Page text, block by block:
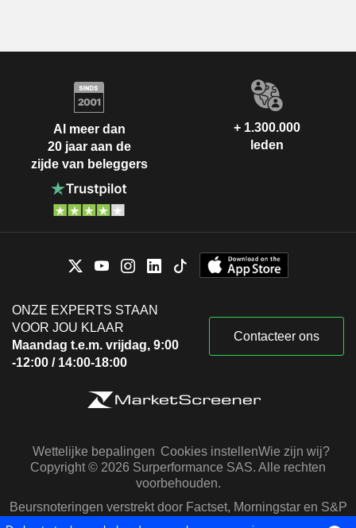
Al meer dan
20 jaar aan de
zijde van beleggers
+ 1.300.000
leden
ONZE EXPERTS STAAN
VOOR JOU KLAAR
Maandag t.e.m. vrijdag, 9:00
-12:00 / 14:00-18:00
Contacteer ons
Wettelijke bepalingen Cookies instellenWie zijn wij?
Copyright © 2026 Surperformance SAS. Alle rechten
voorbehouden.
Beursnoteringen verstrekt door Factset, Morningstar en S&P
Capital IQ